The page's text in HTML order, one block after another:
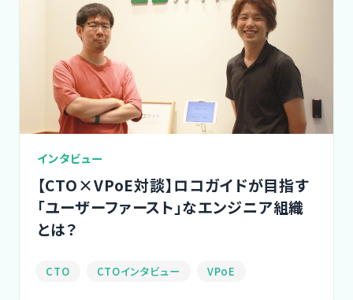
利用企業事例
Examples of companies
デザイナー
Designer
インタビュー
【CTO×VPoE対談】ロコガイドが目指す
「ユーザーファースト」なエンジニア組織
とは？
CTO CTOインタビュー VPoE